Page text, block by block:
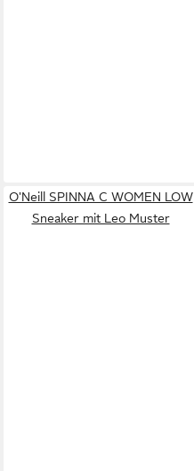
O'Neill SPINNA C WOMEN LOW
Sneaker mit Leo Muster